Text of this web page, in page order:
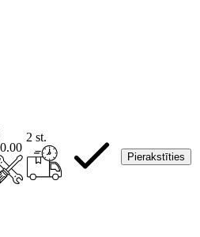
2 st.
Pierakstīties